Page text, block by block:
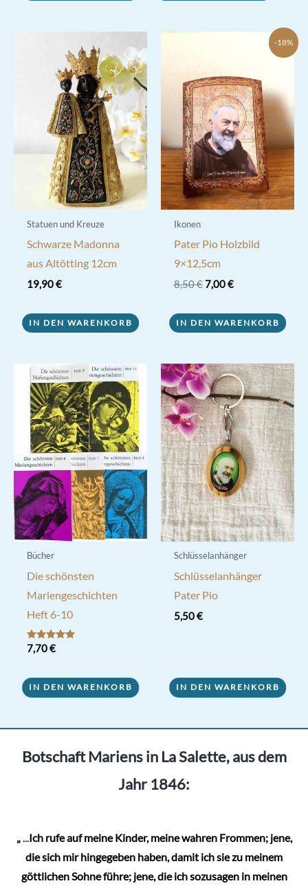
Statuen und Kreuze
Schwarze Madonna
aus Altötting 12cm
19,90€
IN DEN WARENKORB
-18%
Ikonen
Pater Pio Holzbild
9×12,5cm
8,50€ Ursprünglicher
8,50 €
7,00€Aktueller
7,00 €.
IN DEN WARENKORB
Bücher
Die schönsten
Mariengeschichten
Heft 6-10
Bewertet mit
5.00
7,70€
IN DEN WARENKORB
Schlüsselanhänger
Schlüsselanhänger
Pater Pio
5,50€
IN DEN WARENKORB
Botschaft Mariens in La Salette, aus dem
Jahr 1846:
„...Ich rufe auf meine Kinder, meine wahren Frommen; jene,
die sich mir hingegeben haben, damit ich sie zu meinem
göttlichen Sohne führe; jene, die ich sozusagen in meinen